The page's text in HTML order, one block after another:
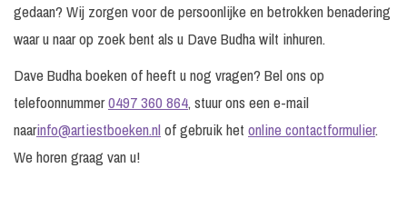
gedaan? Wij zorgen voor de persoonlijke en betrokken benadering
waar u naar op zoek bent als u Dave Budha wilt inhuren.
Dave Budha boeken of heeft u nog vragen? Bel ons op
telefoonnummer0497 360 864, stuur ons een e-mail
naarinfo@artiestboeken.nlof gebruik het online contactformulier.
We horen graag van u!